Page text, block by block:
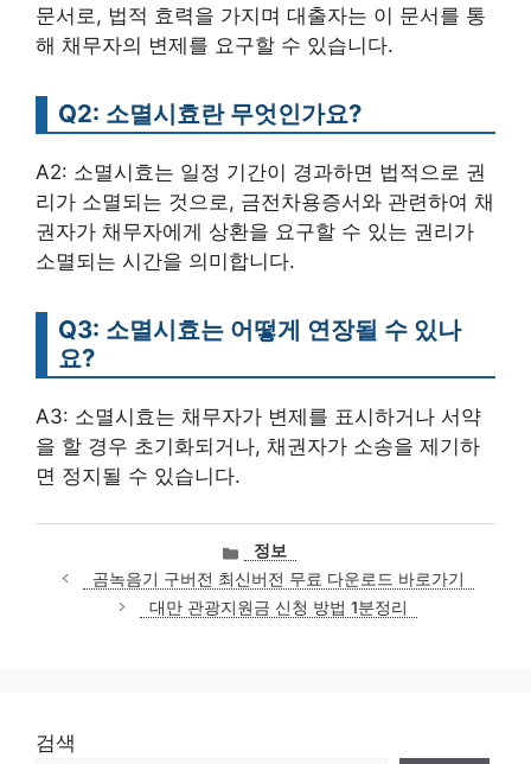
문서로, 법적 효력을 가지며 대출자는 이 문서를 통
해 채무자의 변제를 요구할 수 있습니다.
Q2: 소멸시효란 무엇인가요?
A2: 소멸시효는 일정 기간이 경과하면 법적으로 권
리가 소멸되는 것으로, 금전차용증서와 관련하여 채
권자가 채무자에게 상환을 요구할 수 있는 권리가
소멸되는 시간을 의미합니다.
Q3: 소멸시효는 어떻게 연장될 수 있나
요?
A3: 소멸시효는 채무자가 변제를 표시하거나 서약
을 할 경우 초기화되거나, 채권자가 소송을 제기하
면 정지될 수 있습니다.
카
테
고
리
정보
곰녹음기 구버전 최신버전 무료 다운로드 바로가기
대만 관광지원금 신청 방법 1분정리
검색